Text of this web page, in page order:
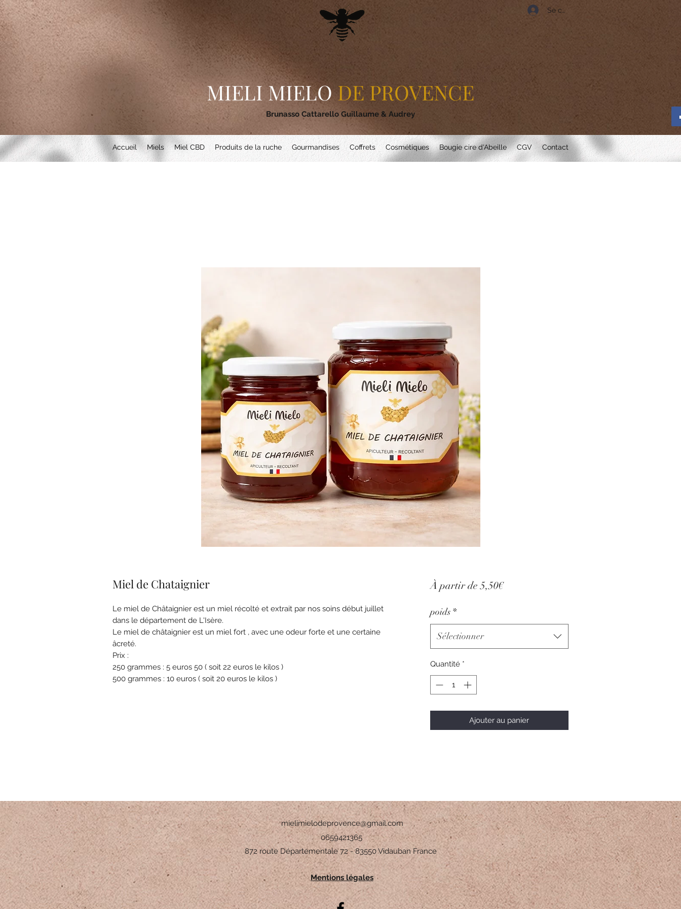
Se connecter
MIELI MIELO DE PROVENCE
Brunasso Cattarello Guillaume & Audrey
Accueil Miels Miel CBD Produits de la ruche Gourmandises Coffrets Cosmétiques Bougie cire d'Abeille CGV Contact
Miel de Chataignier
Le miel de Châtaignier est un miel récolté et extrait par nos soins début juillet
dans le département de L'Isère.
Le miel de châtaignier est un miel fort , avec une odeur forte et une certaine
âcreté.
Prix :
250 grammes : 5 euros 50 ( soit 22 euros le kilos )
500 grammes : 10 euros ( soit 20 euros le kilos )
À partir de5,50€Prix
poids *
Sélectionner
Quantité *
Ajouter au panier
mielimielodeprovence@gmail.com
0659421365
872 route Départementale 72 - 83550 Vidauban France
Mentions légales